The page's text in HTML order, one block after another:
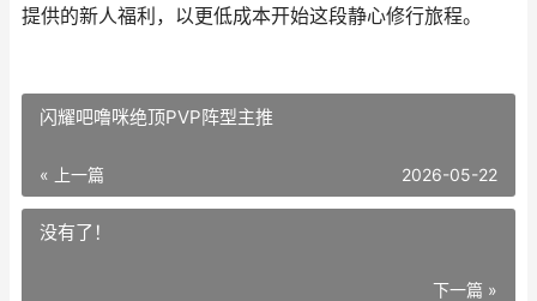
提供的新人福利，以更低成本开始这段静心修行旅程。
闪耀吧噜咪绝顶PVP阵型主推
« 上一篇 2026-05-22
没有了！
下一篇 »